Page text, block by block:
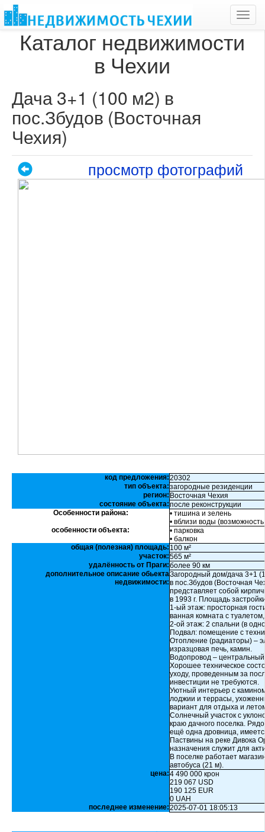
Каталог недвижимости
в Чехии
Дача 3+1 (100 м2) в
пос.Збудов (Восточная
Чехия)
просмотр фотографий
код предложения:20302
тип объекта:загородные резиденции
регион: Восточная Чехия
состояние объекта:после реконструкции
Особенности района:
• тишина и зелень
• вблизи воды
особенности объекта:
• парковка
• балкон
общая (полезная) площадь: 100 м²
участок:565 м²
удалённость от Праги:более 90 км
дополнительное описание обьекта
недвижимости:
Загородный дом/дача 3+1
в пос.Збудов (Восточная
представляет собой
в 1993 г. Площадь
1-ый этаж: просторная
ванная комната с
2-ой этаж: 2 спальни (в
Подвал: помещение с
Отопление (радиаторы) –
изразцовая печь, камин.
Водопровод –
Хорошее техническое
уходу, проведенным за
инвестиции не требуются.
Уютный интерьер с
лоджии и террасы,
вариант для отдыха и
Солнечный участок с
краю дачного поселка.
ещё одна дровница,
Паствины на реке Дивока
назначения служит для
В поселке работает
автобуса (21 м).
цена:4 490 000 крон
219 067 USD
190 125 EUR
0 UAH
последнее изменение:2025-07-01 18:05:13